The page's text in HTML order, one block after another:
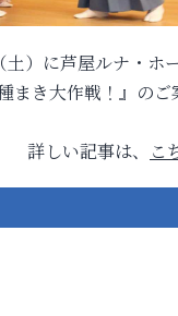
土）に芦屋ルナ・ホ
まき大作戦！』のご
詳しい記事は、
こ